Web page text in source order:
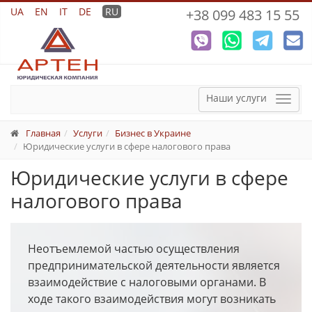
UA EN IT DE RU +38 099 483 15 55
Наши услуги Меню
Главная Услуги
Бизнес в Украине
Юридические услуги в сфере налогового права
Юридические услуги в сфере
налогового права
Неотъемлемой частью осуществления
предпринимательской деятельности является
взаимодействие с налоговыми органами. В
ходе такого взаимодействия могут возникать